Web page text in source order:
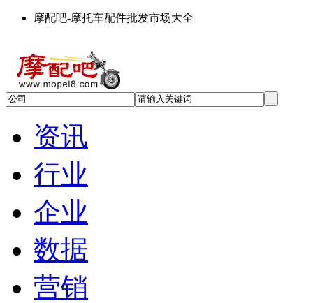
摩配吧-摩托车配件批发市场大全
资讯
行业
企业
数据
营销